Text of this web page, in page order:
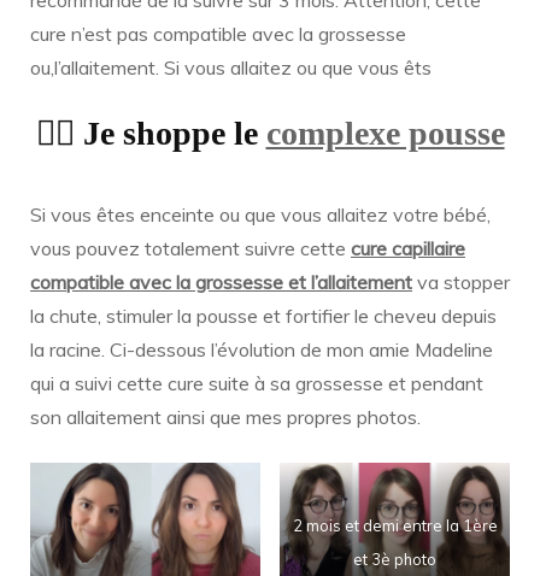
cure n’est pas compatible avec la grossesse
ou,l’allaitement. Si vous allaitez ou que vous êts
👉🏻 Je shoppe le complexe pousse
Si vous êtes enceinte ou que vous allaitez votre bébé,
vous pouvez totalement suivre cette cure capillaire
compatible avec la grossesse et l’allaitement va stopper
la chute, stimuler la pousse et fortifier le cheveu depuis
la racine. Ci-dessous l’évolution de mon amie Madeline
qui a suivi cette cure suite à sa grossesse et pendant
son allaitement ainsi que mes propres photos.
2 mois et demi entre la 1ère
et 3è photo